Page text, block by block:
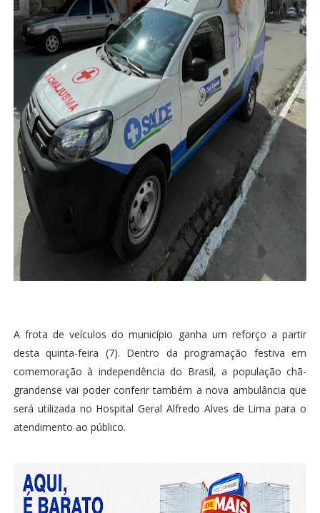
A frota de veículos do município ganha um reforço a partir
desta quinta-feira (7). Dentro da programação festiva em
comemoração à independência do Brasil, a população chã-
grandense vai poder conferir também a nova ambulância que
será utilizada no Hospital Geral Alfredo Alves de Lima para o
atendimento ao público.